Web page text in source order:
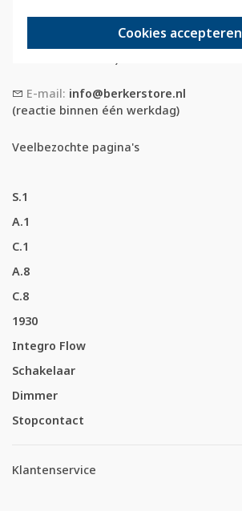
Cookies accepteren
088 28 29 333
(maandag t/m vrijdag, 09:00 tot 12:00 en
E-mail: info@berkerstore.nl
(reactie binnen één werkdag)
Veelbezochte pagina's
S.1
A.1
C.1
A.8
C.8
1930
Integro Flow
Schakelaar
Dimmer
Stopcontact
Klantenservice